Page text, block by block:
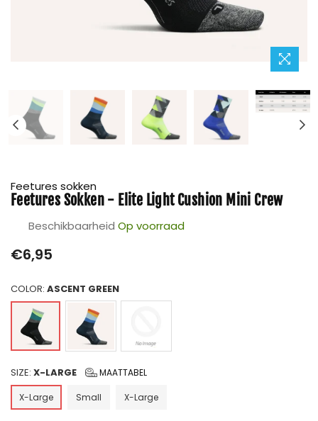
Feetures sokken
Feetures Sokken - Elite Light Cushion Mini Crew
Beschikbaarheid Op voorraad
Prijs
€6,95
COLOR: ASCENT GREEN
SIZE: X-LARGE MAATTABEL
X-Large Small X-Large